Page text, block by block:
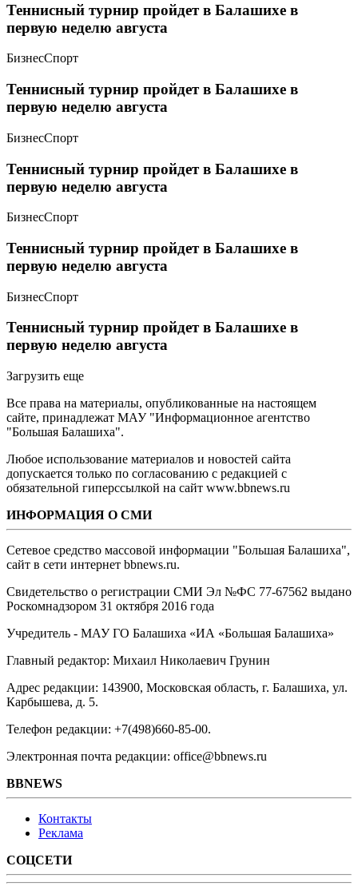
Теннисный турнир пройдет в Балашихе в
первую неделю августа
БизнесСпорт
Теннисный турнир пройдет в Балашихе в
первую неделю августа
БизнесСпорт
Теннисный турнир пройдет в Балашихе в
первую неделю августа
БизнесСпорт
Теннисный турнир пройдет в Балашихе в
первую неделю августа
БизнесСпорт
Теннисный турнир пройдет в Балашихе в
первую неделю августа
Загрузить еще
Все права на материалы, опубликованные на настоящем
сайте, принадлежат МАУ "Информационное агентство
"Большая Балашиха".
Любое использование материалов и новостей сайта
допускается только по согласованию с редакцией с
обязательной гиперссылкой на сайт www.bbnews.ru
ИНФОРМАЦИЯ О СМИ
Сетевое средство массовой информации "Большая Балашиха",
сайт в сети интернет bbnews.ru.
Свидетельство о регистрации СМИ Эл №ФС ‎77-67562 выдано
Роскомнадзором 31 октября 2016 года
Учредитель - МАУ ГО Балашиха «ИА «Большая Балашиха»
Главный редактор: Михаил Николаевич Грунин
Адрес редакции: 143900, Московская область, г. Балашиха, ул.
Карбышева, д. 5.
Телефон редакции: +7(498)660-85-00.
Электронная почта редакции: office@bbnews.ru
BBNEWS
Контакты
Реклама
СОЦСЕТИ